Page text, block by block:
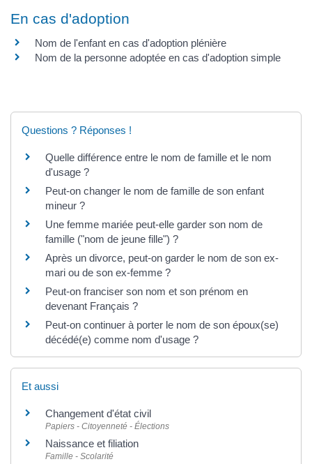
En cas d'adoption
Nom de l'enfant en cas d'adoption plénière
Nom de la personne adoptée en cas d'adoption simple
Questions ? Réponses !
Quelle différence entre le nom de famille et le nom
d'usage ?
Peut-on changer le nom de famille de son enfant
mineur ?
Une femme mariée peut-elle garder son nom de
famille ("nom de jeune fille") ?
Après un divorce, peut-on garder le nom de son ex-
mari ou de son ex-femme ?
Peut-on franciser son nom et son prénom en
devenant Français ?
Peut-on continuer à porter le nom de son époux(se)
décédé(e) comme nom d'usage ?
Et aussi
Changement d'état civil
Papiers - Citoyenneté - Élections
Naissance et filiation
Famille - Scolarité